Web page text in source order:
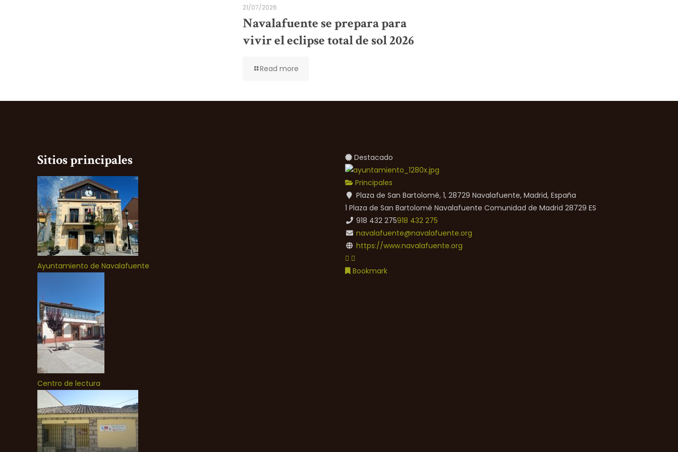
21/07/2026
Navalafuente se prepara para
vivir el eclipse total de sol 2026
Read more
Sitios principales
Ayuntamiento de Navalafuente
Centro de lectura
Destacado
Principales
Plaza de San Bartolomé, 1, 28729 Navalafuente, Madrid, España
1 Plaza de San Bartolomé Navalafuente Comunidad de Madrid 28729 ES
918 432 275918 432 275
navalafuente@navalafuente.org
https://www.navalafuente.org
Bookmark